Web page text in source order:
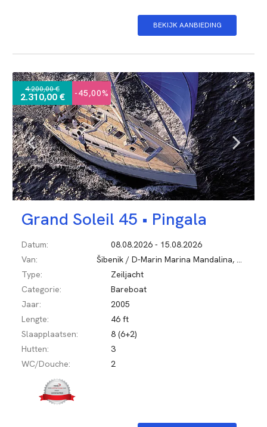
BEKIJK AANBIEDING
-45,00%
4.200,00 €
2.310,00 €
Grand Soleil 45 • Pingala
Datum:
08.08.2026 - 15.08.2026
Van:
Šibenik / D-Marin Marina Mandalina, Kroatië
Type:
Zeiljacht
Categorie:
Bareboat
Jaar:
2005
Lengte:
46 ft
Slaapplaatsen:
8 (6+2)
Hutten:
3
WC/Douche:
2